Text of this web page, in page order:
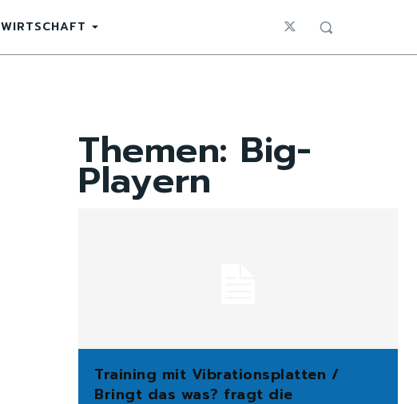
WIRTSCHAFT
Themen: Big-
Playern
Training mit Vibrationsplatten /
Bringt das was? fragt die